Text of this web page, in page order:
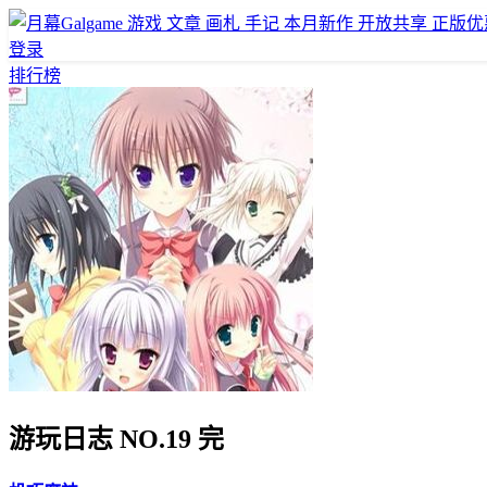
游戏 文章 画札 手记 本月新作 开放共享 正版
登录
排行榜
游玩日志 NO.19 完